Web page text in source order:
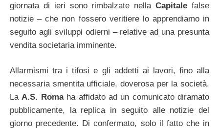
giornata di ieri sono rimbalzate nella Capitale false
notizie – che non fossero veritiere lo apprendiamo in
seguito agli sviluppi odierni – relative ad una presunta
vendita societaria imminente.
Allarmismi tra i tifosi e gli addetti ai lavori, fino alla
necessaria smentita ufficiale, doverosa per la società.
LaA.S. Romaha affidato ad un comunicato diramato
pubblicamente, la replica in seguito alle notizie del
giorno precedente. Di confermato, solo il fatto che in